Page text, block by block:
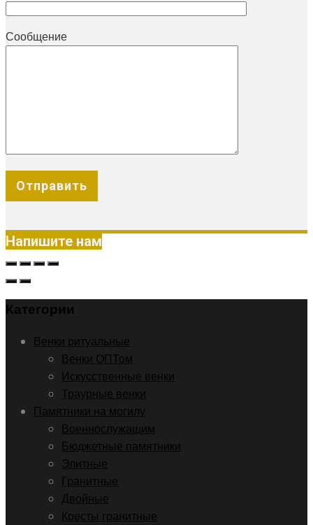
Сообщение
Напишите нам
Категории
Венки ритуальные
Венки ОПТом
Искусственные венки
Траурные венки
Памятники на могилу
Военнослужащим
Бюджетные памятники
Элитные
Гранитные
Двойные
Кресты гранитные